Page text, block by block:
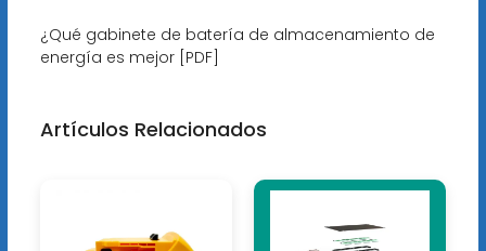
¿Qué gabinete de batería de almacenamiento de
energía es mejor [PDF]
Artículos Relacionados